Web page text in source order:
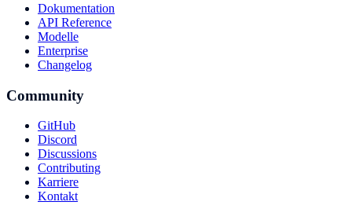
Dokumentation
API Reference
Modelle
Enterprise
Changelog
Community
GitHub
Discord
Discussions
Contributing
Karriere
Kontakt